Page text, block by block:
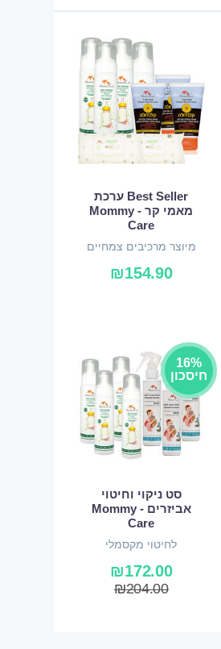
Best Seller ערכת
מאמי קר - Mommy
Care
מיוצר מרכיבים צמחיים
ואורגניים ₪154.90
16%
חיסכון
סט ניקוי וחיטוי
אביזרים - Mommy
Care
לחיטוי מקסמלי
₪172.00
₪204.00